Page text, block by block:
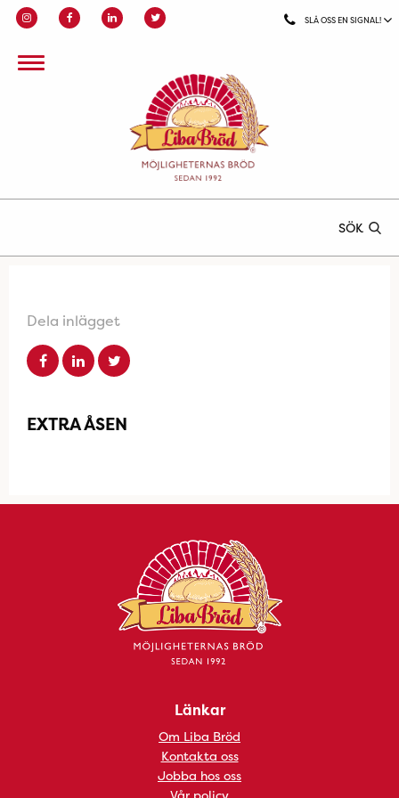
SLÅ OSS EN SIGNAL!
SÖK
Dela inlägget
EXTRA ÅSEN
Länkar
Om Liba Bröd
Kontakta oss
Jobba hos oss